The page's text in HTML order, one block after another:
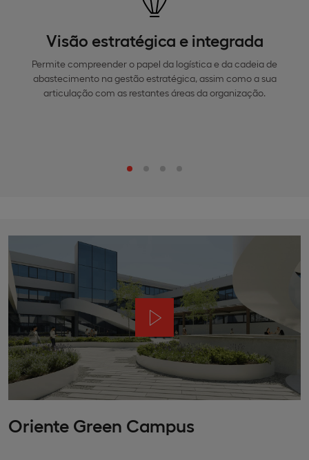
Visão estratégica e integrada
Permite compreender o papel da logística e da cadeia de
abastecimento na gestão estratégica, assim como a sua
articulação com as restantes áreas da organização.
Oriente Green Campus